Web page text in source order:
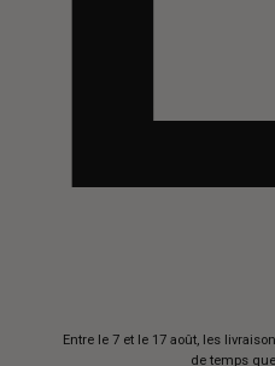
Entre le 7 et le 17 août, les
de temps